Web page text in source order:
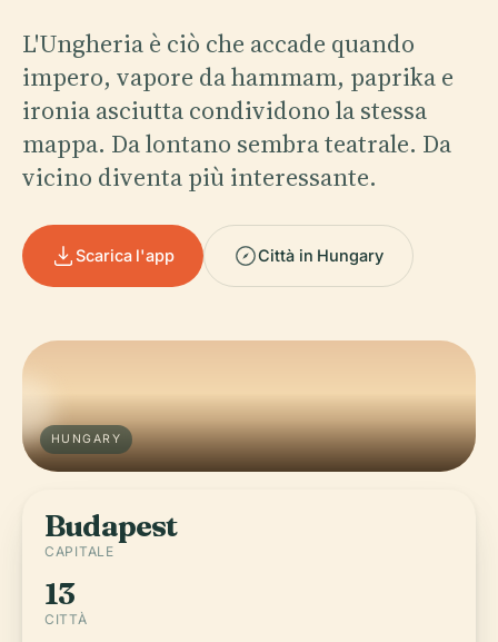
L'Ungheria è ciò che accade quando
impero, vapore da hammam, paprika e
ironia asciutta condividono la stessa
mappa. Da lontano sembra teatrale. Da
vicino diventa più interessante.
Scarica l'app Città in Hungary
HUNGARY
Budapest
CAPITALE
13
CITTÀ